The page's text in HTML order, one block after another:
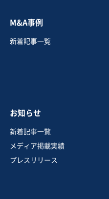
M&A事例
新着記事一覧
お知らせ
新着記事一覧
メディア掲載実績
プレスリリース